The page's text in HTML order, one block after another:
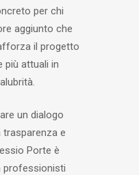
per chi
aggiunto che
il progetto
più attuali in
un dialogo
trasparenza e
Porte è
professionisti